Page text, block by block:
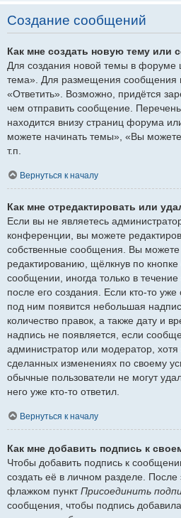
Создание сообщений
Как мне создать новую тему или
Для создания новой темы в форуме
тема». Для размещения сообщения
«Ответить». Возможно, придётся
чем отправить сообщение.
находится внизу страниц форума
можете начинать темы», «Вы
т.п.
Вернуться к началу
Как мне отредактировать или
Если вы не являетесь
конференции, вы можете
собственные сообщения. Вы можете
редактированию, щёлкнув по кнопке
сообщении, иногда только в
после его создания. Если кто-то
под ним появится небольшая
количество правок, а также дату и
надпись не появляется, если
администратор или модератор,
сделанных изменениях по своему
обычные пользователи не могут
него уже кто-то ответил.
Вернуться к началу
Как мне добавить подпись к
Чтобы добавить подпись к
создать её в личном разделе. После
флажком пунктПрисоединить
сообщения, чтобы подпись